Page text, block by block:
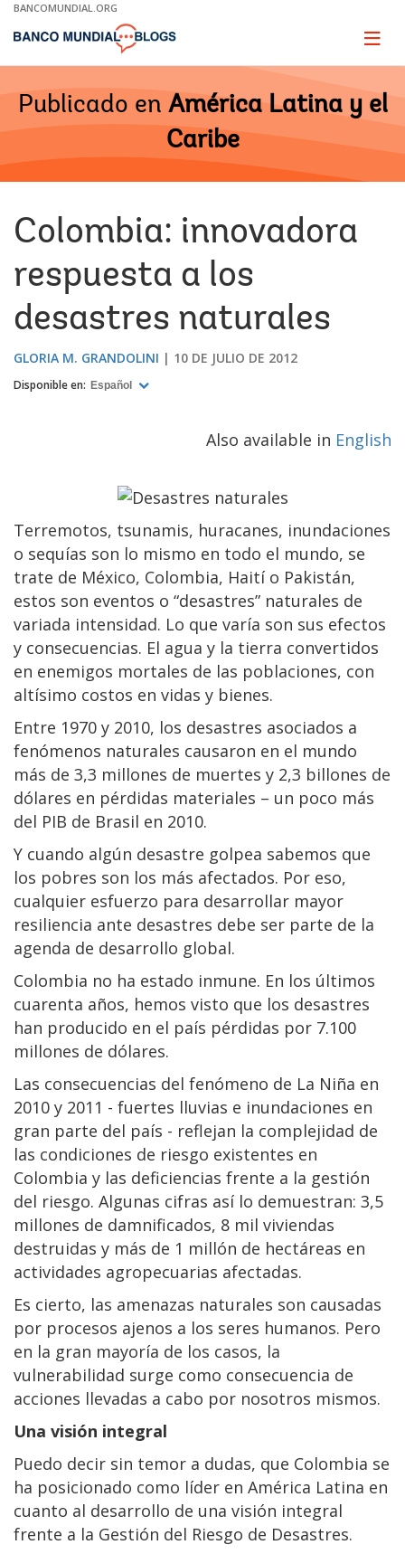
Skip
Main
BANCOMUNDIAL.ORG
Page
Publicado en América Latina y el
Caribe
Colombia: innovadora
respuesta a los
desastres naturales
GLORIA M. GRANDOLINI 10 DE JULIO DE 2012
Disponible en: Español
Also available in English
Terremotos, tsunamis, huracanes, inundaciones
o sequías son lo mismo en todo el mundo, se
trate de México, Colombia, Haití o Pakistán,
estos son eventos o “desastres” naturales de
variada intensidad. Lo que varía son sus efectos
y consecuencias. El agua y la tierra convertidos
en enemigos mortales de las poblaciones, con
altísimo costos en vidas y bienes.
Entre 1970 y 2010, los desastres asociados a
fenómenos naturales causaron en el mundo
más de 3,3 millones de muertes y 2,3 billones de
dólares en pérdidas materiales – un poco más
del PIB de Brasil en 2010.
Y cuando algún desastre golpea sabemos que
los pobres son los más afectados. Por eso,
cualquier esfuerzo para desarrollar mayor
resiliencia ante desastres debe ser parte de la
agenda de desarrollo global.
Colombia no ha estado inmune. En los últimos
cuarenta años, hemos visto que los desastres
han producido en el país pérdidas por 7.100
millones de dólares.
Las consecuencias del fenómeno de La Niña en
2010 y 2011 - fuertes lluvias e inundaciones en
gran parte del país - reflejan la complejidad de
las condiciones de riesgo existentes en
Colombia y las deficiencias frente a la gestión
del riesgo. Algunas cifras así lo demuestran: 3,5
millones de damnificados, 8 mil viviendas
destruidas y más de 1 millón de hectáreas en
actividades agropecuarias afectadas.
Es cierto, las amenazas naturales son causadas
por procesos ajenos a los seres humanos. Pero
en la gran mayoría de los casos, la
vulnerabilidad surge como consecuencia de
acciones llevadas a cabo por nosotros mismos.
Una visión integral
Puedo decir sin temor a dudas, que Colombia se
ha posicionado como líder en América Latina en
cuanto al desarrollo de una visión integral
frente a la Gestión del Riesgo de Desastres.